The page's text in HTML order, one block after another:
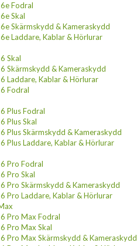
Fodral
Skal
Skärmskydd & Kameraskydd
Laddare, Kablar & Hörlurar
Skal
Skärmskydd & Kameraskydd
Laddare, Kablar & Hörlurar
Fodral
Plus Fodral
Plus Skal
Plus Skärmskydd & Kameraskydd
Plus Laddare, Kablar & Hörlurar
Pro Fodral
Pro Skal
Pro Skärmskydd & Kameraskydd
Pro Laddare, Kablar & Hörlurar
Pro Max Fodral
Pro Max Skal
Pro Max Skärmskydd & Kameraskydd